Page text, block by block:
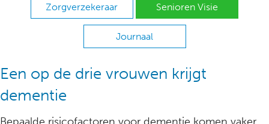
Zorgverzekeraar Senioren Visie
Journaal
Een op de drie vrouwen krijgt
dementie